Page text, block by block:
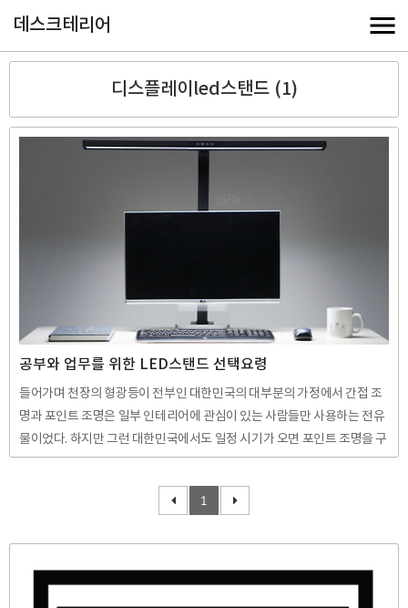
데스크테리어
디스플레이led스탠드 (1)
공부와 업무를 위한 LED스탠드 선택요령
들어가며 천장의 형광등이 전부인 대한민국의 대부분의 가정에서 간접 조
명과 포인트 조명은 일부 인테리어에 관심이 있는 사람들만 사용하는 전유
물이었다. 하지만 그런 대한민국에서도 일정 시기가 오면 포인트 조명을 구
입하는 시기가 오니, 바로 자녀들의 입학 시즌이다. 공부를 위해서 포인트
조명- LED스탠드를 사용해 본 기억이 있는 사람이라면 LED 스탠드가 쓸
모있었음을 인정할 것이다. LED 스탠드는 꾸준히 더 나은방향으로 진화하
1